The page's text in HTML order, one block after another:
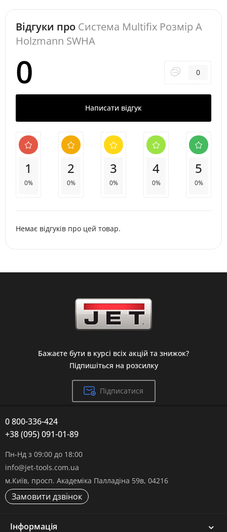
Відгуки про Система Multifix Розмір A
Holzmann SWHA
0 0
Написати відгук
1
0%
2
0%
3
0%
4
0%
5
0%
Немає відгуків про цей товар.
Бажаєте бути в курсі всіх акцій та знижок?
Підпишіться на розсилку
Підписатися
0 800-336-424
+38 (095) 091-01-89
Пн-Нд з 09:00 до 18:00
info@jet-tools.com.ua
м.Київ, просп. Академіка Палладіна 59в, 04216
Замовити дзвінок
Інформація